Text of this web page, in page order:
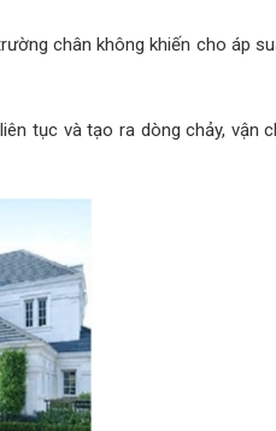
chân không khiến cho áp
tục và tạo ra dòng chảy, vận